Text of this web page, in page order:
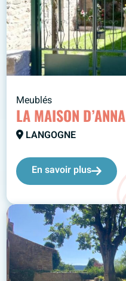
Meublés
LA MAISON D’ANNA
LANGOGNE
En savoir plus